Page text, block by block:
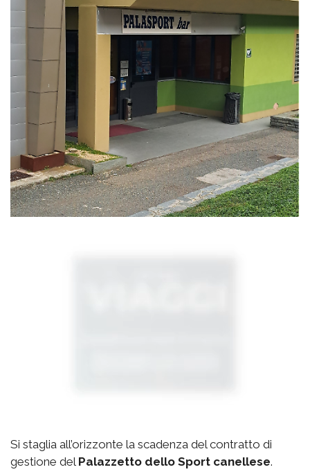
Si staglia all’orizzonte la scadenza del contratto di
gestione del Palazzetto dello Sport canellese.